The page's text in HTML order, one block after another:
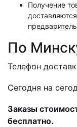
Получение
По
Телефон
Cегодня на
Заказы
бесплатно.